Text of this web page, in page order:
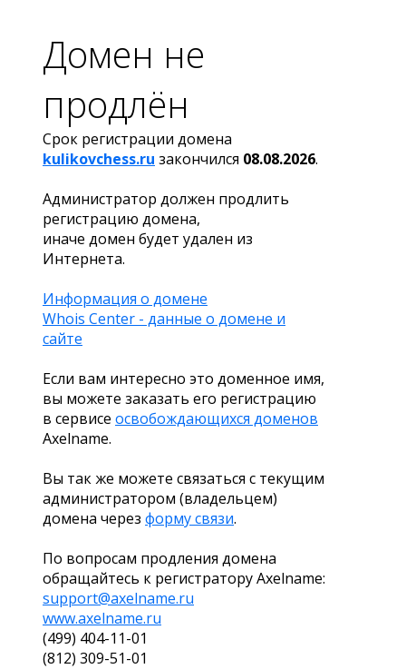
Домен не
продлён
Срок регистрации домена
kulikovchess.ru закончился 08.08.2026.
Администратор должен продлить
регистрацию домена,
иначе домен будет удален из
Интернета.
Информация о домене
Whois Center - данные о домене и
сайте
Если вам интересно это доменное имя,
вы можете заказать его регистрацию
в сервисе освобождающихся доменов
Axelname.
Вы так же можете связаться с текущим
администратором (владельцем)
домена через форму связи.
По вопросам продления домена
обращайтесь к регистратору Axelname:
support@axelname.ru
www.axelname.ru
(499) 404-11-01
(812) 309-51-01